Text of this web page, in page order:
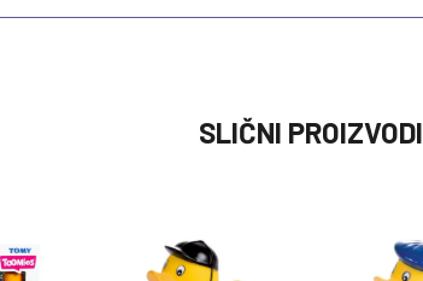
IGRACKE ZA VODU ZA BEBE I DECU
PAW PATROL
SLIČNI PROIZVODI